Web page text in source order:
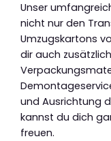
Unser
nicht nur den
Umzugskartons
dir auch
und Ausrichtung
kannst du dich
freuen.